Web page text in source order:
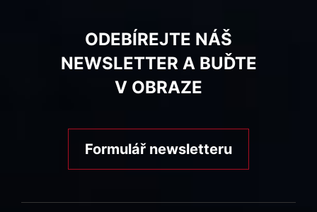
ODEBÍREJTE NÁŠ
NEWSLETTER A BUĎTE
V OBRAZE
Formulář newsletteru